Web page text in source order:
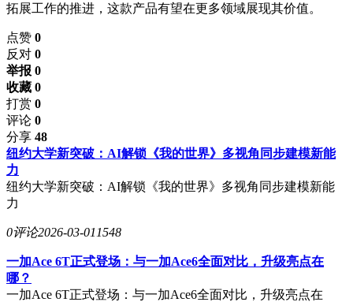
拓展工作的推进，这款产品有望在更多领域展现其价值。
点赞 0
反对 0
举报 0
收藏 0
打赏 0
评论 0
分享 48
纽约大学新突破：AI解锁《我的世界》多视角同步建模新能
力
纽约大学新突破：AI解锁《我的世界》多视角同步建模新能
力
0评论2026-03-01 1548
一加Ace 6T正式登场：与一加Ace6全面对比，升级亮点在
哪？
一加Ace 6T正式登场：与一加Ace6全面对比，升级亮点在